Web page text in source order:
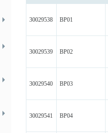
30029538 BP01
30029539 BP02
30029540 BP03
30029541 BP04